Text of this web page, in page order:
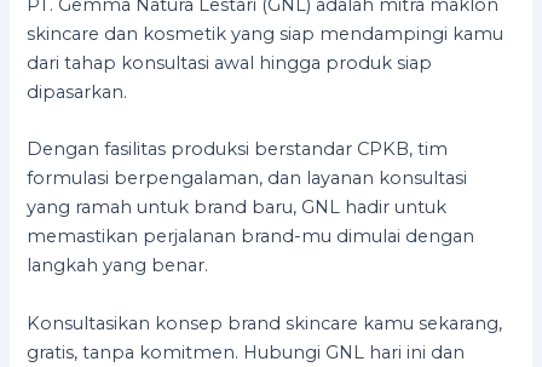
PT. Gemma Natura Lestari (GNL) adalah mitra maklon
skincare dan kosmetik yang siap mendampingi kamu
dari tahap konsultasi awal hingga produk siap
dipasarkan.
Dengan fasilitas produksi berstandar CPKB, tim
formulasi berpengalaman, dan layanan konsultasi
yang ramah untuk brand baru, GNL hadir untuk
memastikan perjalanan brand-mu dimulai dengan
langkah yang benar.
Konsultasikan konsep brand skincare kamu sekarang,
gratis, tanpa komitmen. Hubungi GNL hari ini dan